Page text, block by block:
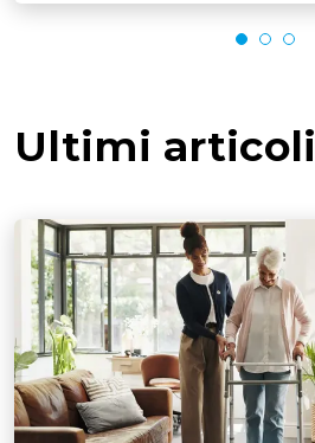
Ultimi articoli